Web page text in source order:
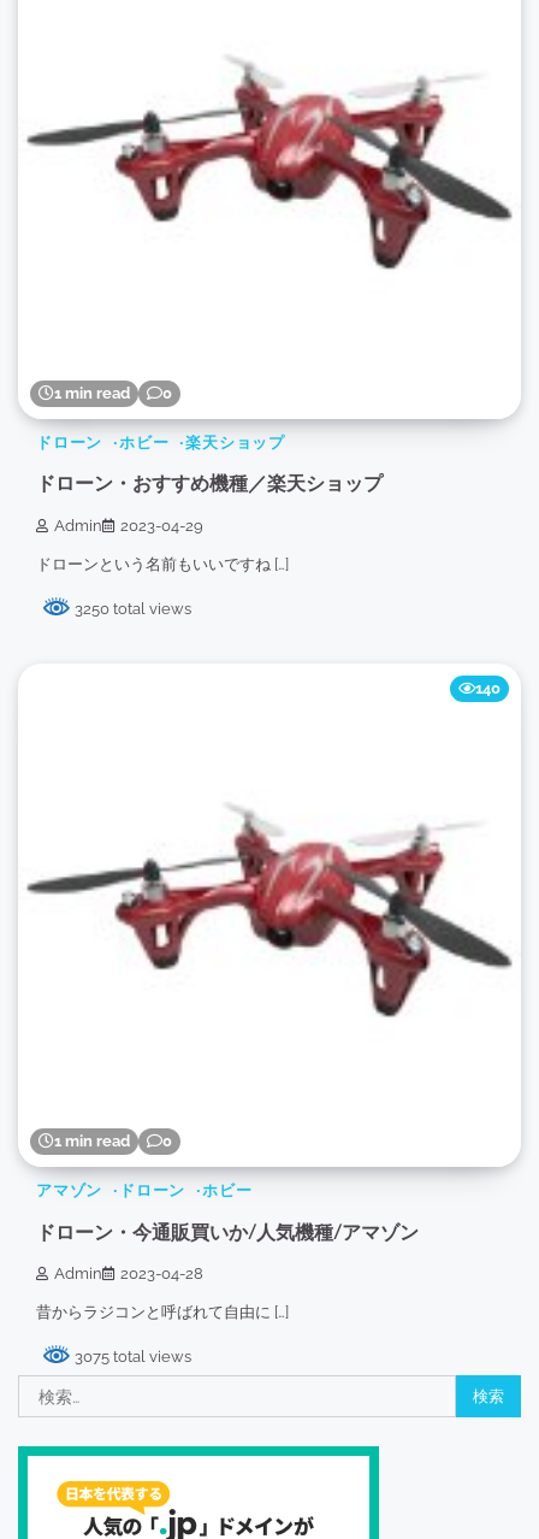
1 min read 0
ドローン ホビー 楽天ショップ
ドローン・おすすめ機種／楽天ショップ
Admin 2023-04-29
ドローンという名前もいいですね […]
3250 total views
1 min read 0
140
アマゾン ドローン ホビー
ドローン・今通販買いか/人気機種/アマゾン
Admin 2023-04-28
昔からラジコンと呼ばれて自由に […]
3075 total views
索: